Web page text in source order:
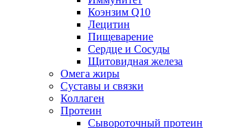
Коэнзим Q10
Лецитин
Пищеварение
Сердце и Сосуды
Щитовидная железа
Омега жиры
Суставы и связки
Коллаген
Протеин
Сывороточный протеин